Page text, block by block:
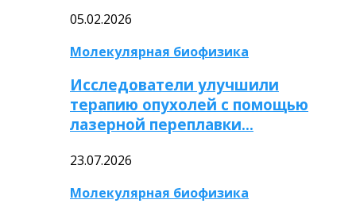
05.02.2026
Молекулярная биофизика
Исследователи улучшили
терапию опухолей с помощью
лазерной переплавки…
23.07.2026
Молекулярная биофизика